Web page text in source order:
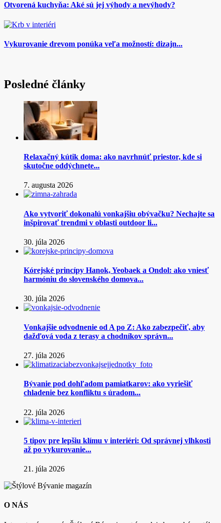
Otvorená kuchyňa: Aké sú jej výhody a nevýhody?
Vykurovanie drevom ponúka veľa možností: dizajn...
Posledné články
Relaxačný kútik doma: ako navrhnúť priestor, kde si
skutočne oddýchnete...
7. augusta 2026
Ako vytvoriť dokonalú vonkajšiu obývačku? Nechajte sa
inšpirovať trendmi v oblasti outdoor li...
30. júla 2026
Kórejské princípy Hanok, Yeobaek a Ondol: ako vniesť
harmóniu do slovenského domova...
30. júla 2026
Vonkajšie odvodnenie od A po Z: Ako zabezpečiť, aby
dažďová voda z terasy a chodníkov správn...
27. júla 2026
Bývanie pod dohľadom pamiatkarov: ako vyriešiť
chladenie bez konfliktu s úradom...
22. júla 2026
5 tipov pre lepšiu klímu v interiéri: Od správnej vlhkosti
až po vykurovanie...
21. júla 2026
O NÁS